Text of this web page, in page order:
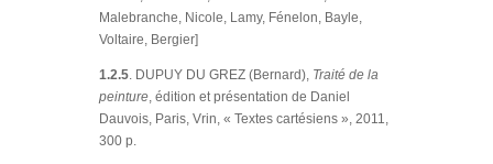
Malebranche, Nicole, Lamy, Fénelon, Bayle,
Voltaire, Bergier]
1.2.5. DUPUY DU GREZ (Bernard), Traité de la
peinture, édition et présentation de Daniel
Dauvois, Paris, Vrin, « Textes cartésiens », 2011,
300 p.